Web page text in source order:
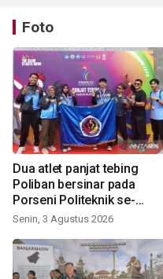
Foto
Dua atlet panjat tebing
Poliban bersinar pada
Porseni Politeknik se-
Indonesia 2026
Senin, 3 Agustus 2026